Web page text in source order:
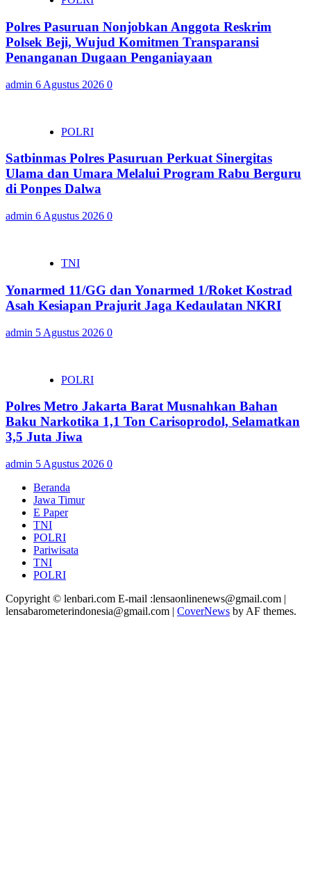
Polres Pasuruan Nonjobkan Anggota Reskrim
Polsek Beji, Wujud Komitmen Transparansi
Penanganan Dugaan Penganiayaan
admin 6 Agustus 2026 0
POLRI
Satbinmas Polres Pasuruan Perkuat Sinergitas
Ulama dan Umara Melalui Program Rabu Berguru
di Ponpes Dalwa
admin 6 Agustus 2026 0
TNI
Yonarmed 11/GG dan Yonarmed 1/Roket Kostrad
Asah Kesiapan Prajurit Jaga Kedaulatan NKRI
admin 5 Agustus 2026 0
POLRI
Polres Metro Jakarta Barat Musnahkan Bahan
Baku Narkotika 1,1 Ton Carisoprodol, Selamatkan
3,5 Juta Jiwa
admin 5 Agustus 2026 0
Beranda
Jawa Timur
E Paper
TNI
POLRI
Pariwisata
TNI
POLRI
Copyright © lenbari.com E-mail :lensaonlinenews@gmail.com |
lensabarometerindonesia@gmail.com | CoverNews by AF themes.